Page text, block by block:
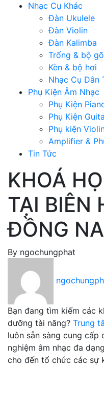
Nhạc Cụ Khác
Đàn Ukulele
Đàn Violin
Đàn Kalimba
Trống & bộ gõ
Kèn & bộ hơi
Nhạc Cụ Dân
Phụ Kiện Âm Nhạc
Phụ Kiện
Phụ Kiện
Phụ kiện
Amplifier &
Tin Tức
KHOÁ
TẠI BIÊN
ĐỒNG
By ngochungphat
Bạn đang tìm kiếm các
dưỡng tài năng? Trung
luôn sẵn sàng cung
nghiệm âm nhạc đa
cho đến tổ chức các sự